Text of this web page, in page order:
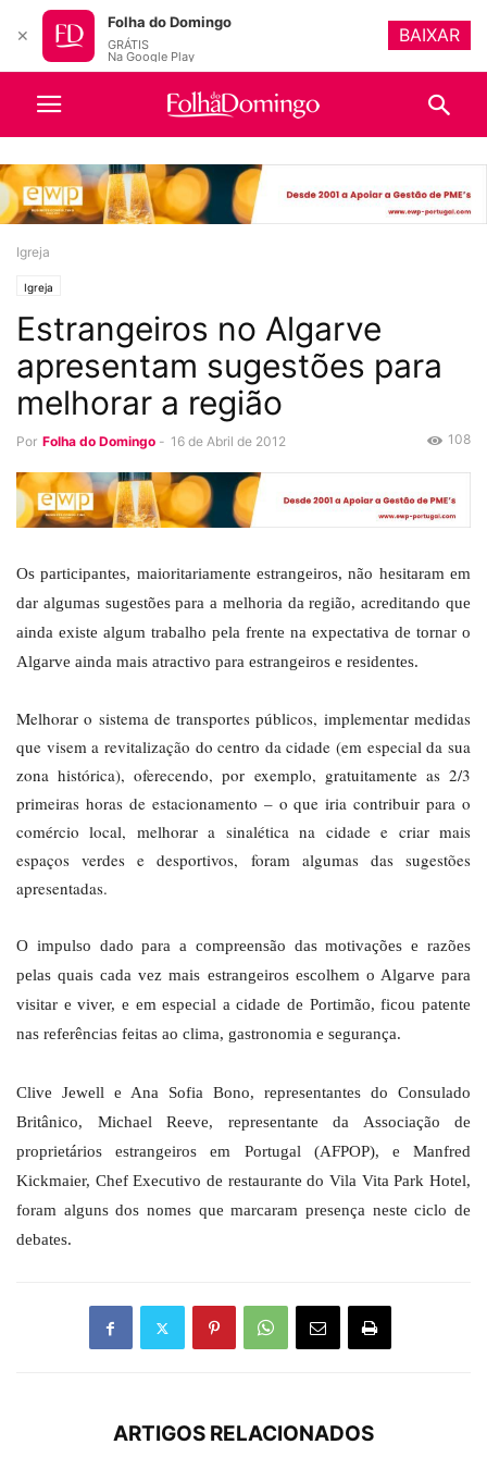
Igreja
Igreja
Estrangeiros no Algarve
apresentam sugestões para
melhorar a região
Por Folha do Domingo - 16 de Abril de 2012 108
Os participantes, maioritariamente estrangeiros, não hesitaram em
dar algumas sugestões para a melhoria da região, acreditando que
ainda existe algum trabalho pela frente na expectativa de tornar o
Algarve ainda mais atractivo para estrangeiros e residentes.
Melhorar o sistema de transportes públicos, implementar medidas
que visem a revitalização do centro da cidade (em especial da sua
zona histórica), oferecendo, por exemplo, gratuitamente as 2/3
primeiras horas de estacionamento – o que iria contribuir para o
comércio local, melhorar a sinalética na cidade e criar mais
espaços verdes e desportivos, foram algumas das sugestões
apresentadas.
O impulso dado para a compreensão das motivações e razões
pelas quais cada vez mais estrangeiros escolhem o Algarve para
visitar e viver, e em especial a cidade de Portimão, ficou patente
nas referências feitas ao clima, gastronomia e segurança.
Clive Jewell e Ana Sofia Bono, representantes do Consulado
Britânico, Michael Reeve, representante da Associação de
proprietários estrangeiros em Portugal (AFPOP), e Manfred
Kickmaier, Chef Executivo de restaurante do Vila Vita Park Hotel,
foram alguns dos nomes que marcaram presença neste ciclo de
debates.
ARTIGOS RELACIONADOS
✕
Folha do Domingo
GRÁTIS
Na Google Play
BAIXAR